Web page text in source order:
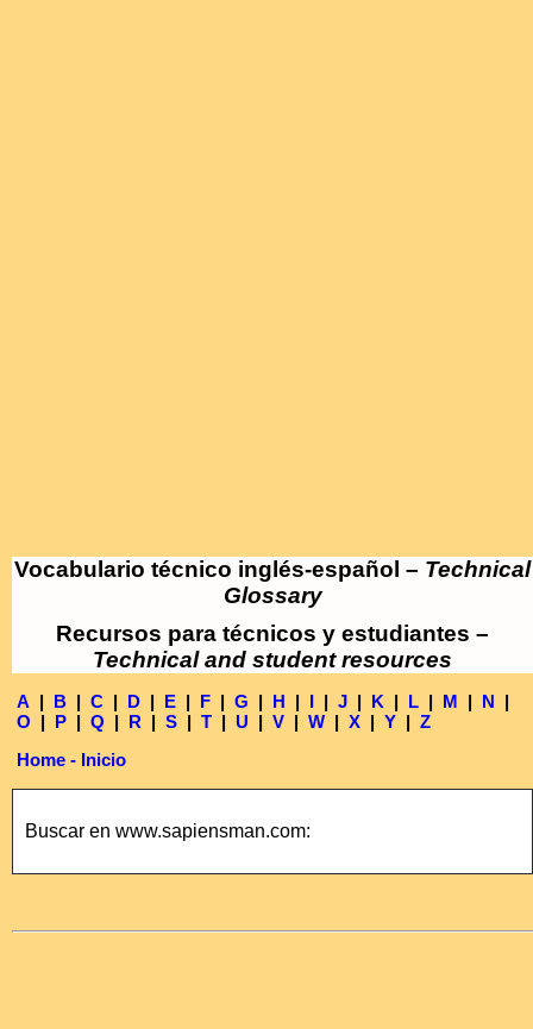
Vocabulario técnico inglés-español – Technical
Glossary
Recursos para técnicos y estudiantes –
Technical and student resources
A | B | C | D | E | F | G | H | I | J | K | L | M | N |
O | P | Q | R | S | T | U | V | W | X | Y | Z
Home - Inicio
Buscar en www.sapiensman.com: